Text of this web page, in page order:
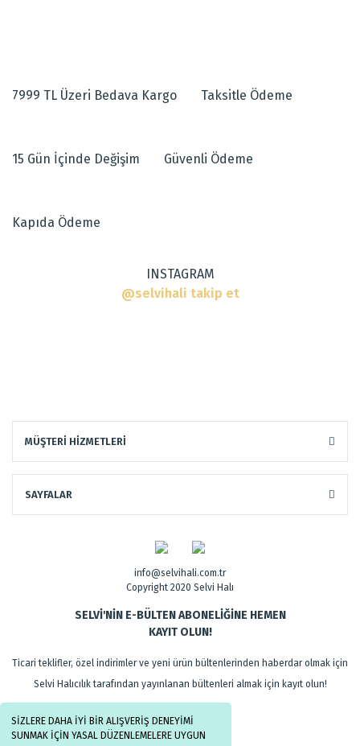
SİZLERE DAHA İYİ BİR ALIŞVERİŞ DENEYİMİ
SUNMAK İÇİN YASAL DÜZENLEMELERE UYGUN
7999 TL Üzeri Bedava Kargo Taksitle Ödeme
15 Gün İçinde Değişim Güvenli Ödeme
Kapıda Ödeme
INSTAGRAM
@selvihali takip et
MÜŞTERİ HİZMETLERİ
SAYFALAR
info@selvihali.com.tr
Copyright 2020 Selvi Halı
SELVİ'NİN E-BÜLTEN ABONELİĞİNE HEMEN
KAYIT OLUN!
Ticari teklifler, özel indirimler ve yeni ürün bültenlerinden haberdar olmak için
Selvi Halıcılık tarafından yayınlanan bültenleri almak için kayıt olun!